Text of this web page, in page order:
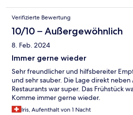
Verifizierte Bewertung
10/10 – Außergewöhnlich
8. Feb. 2024
Immer gerne wieder
Sehr freundlicher und hilfsbereiter
und sehr sauber. Die Lage direkt
Restaurants war super. Das Frühstück
Komme immer gerne wieder.
Iris, Aufenthalt von 1 Nacht